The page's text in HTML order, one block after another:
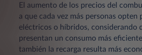
El aumento de los precios del
a que cada vez más personas opten
eléctricos o híbridos, considerando
presentan un consumo más
también la recarga resulta más